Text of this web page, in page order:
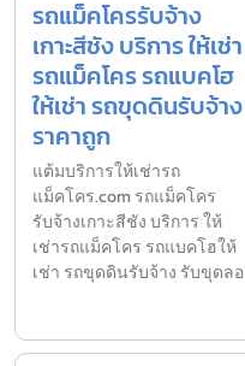
รถแม็คโครรับจ้าง
เกาะสีชัง บริการ ให้เช่า
รถแม็คโคร รถแบคโฮ
ให้เช่า รถขุดดินรับจ้าง
ราคาถูก
แต้มบริการให้เช่ารถ
แม็คโคร.com รถแม็คโคร
รับจ้างเกาะสีชัง บริการ ให้
เช่ารถแม็คโคร รถแบคโฮให้
เช่า รถขุดดินรับจ้าง รับขุดลอ